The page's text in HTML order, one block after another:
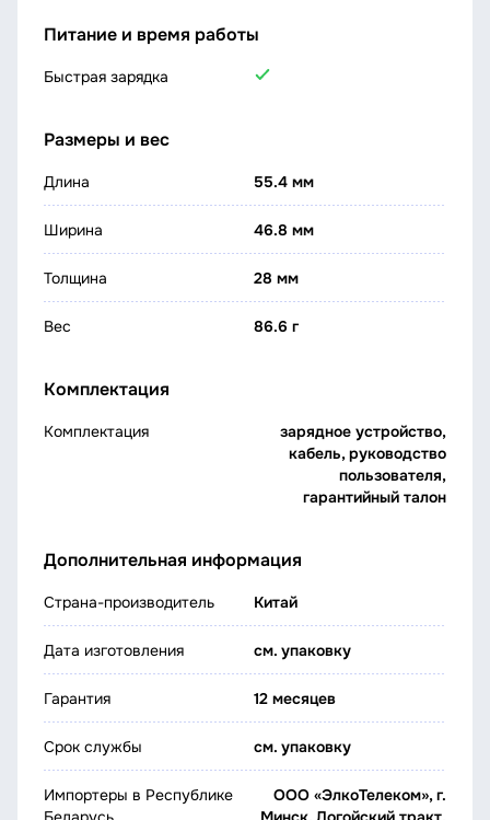
Питание и время работы
Быстрая зарядка
Размеры и вес
Длина 55.4 мм
Ширина 46.8 мм
Толщина 28 мм
Вес 86.6 г
Комплектация
Комплектация
зарядное устройство,
кабель, руководство
пользователя,
гарантийный талон
Дополнительная информация
Страна-производитель Китай
Дата изготовления см. упаковку
Гарантия 12 месяцев
Срок службы см. упаковку
Импортеры в Республике
ООО «ЭлкоТелеком», г.